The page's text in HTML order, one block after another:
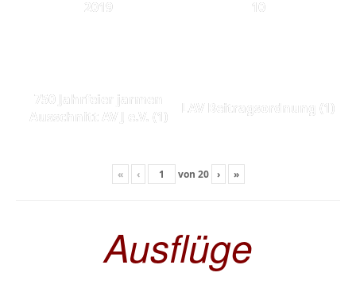
2019 10
750 Jahrfeier jarmen
Ausschnitt AV J e.V. (1)
LAV Beitragsordnung (1)
« ‹ von 20 › »
Ausflüge